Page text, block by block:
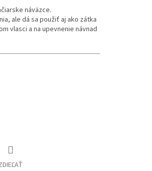
náväzce.
ale dá sa použiť aj ako zátka
vlasci a na upevnenie návnad